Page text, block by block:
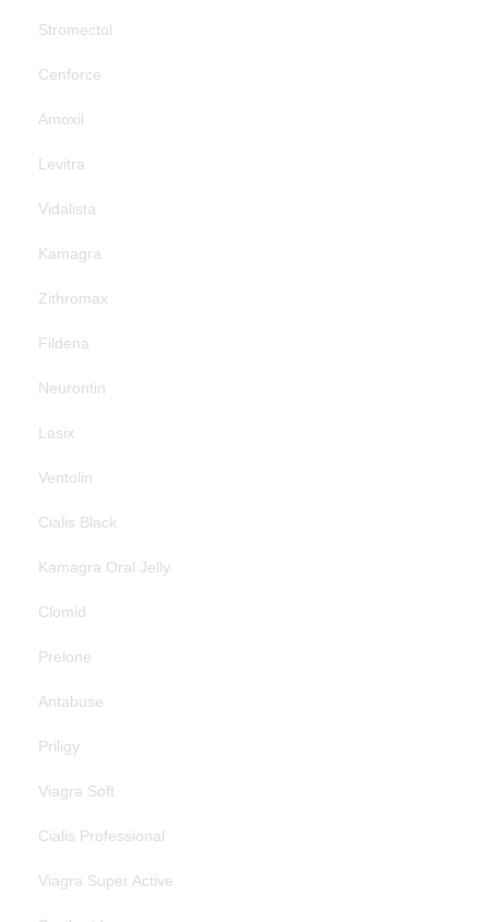
Stromectol
Cenforce
Amoxil
Levitra
Vidalista
Kamagra
Zithromax
Fildena
Neurontin
Lasix
Ventolin
Cialis Black
Kamagra Oral Jelly
Clomid
Prelone
Antabuse
Priligy
Viagra Soft
Cialis Professional
Viagra Super Active